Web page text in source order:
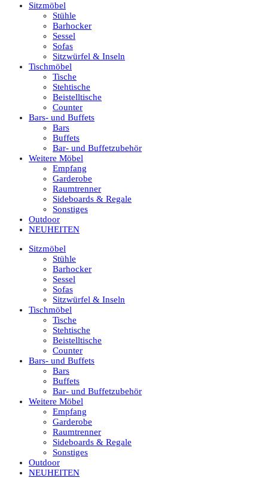
Sitzmöbel
Stühle
Barhocker
Sessel
Sofas
Sitzwürfel & Inseln
Tischmöbel
Tische
Stehtische
Beistelltische
Counter
Bars- und Buffets
Bars
Buffets
Bar- und Buffetzubehör
Weitere Möbel
Empfang
Garderobe
Raumtrenner
Sideboards & Regale
Sonstiges
Outdoor
NEUHEITEN
Sitzmöbel
Stühle
Barhocker
Sessel
Sofas
Sitzwürfel & Inseln
Tischmöbel
Tische
Stehtische
Beistelltische
Counter
Bars- und Buffets
Bars
Buffets
Bar- und Buffetzubehör
Weitere Möbel
Empfang
Garderobe
Raumtrenner
Sideboards & Regale
Sonstiges
Outdoor
NEUHEITEN